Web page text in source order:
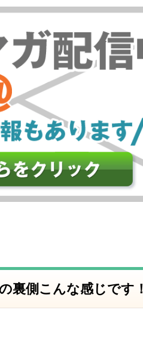
裏側こんな感じです！